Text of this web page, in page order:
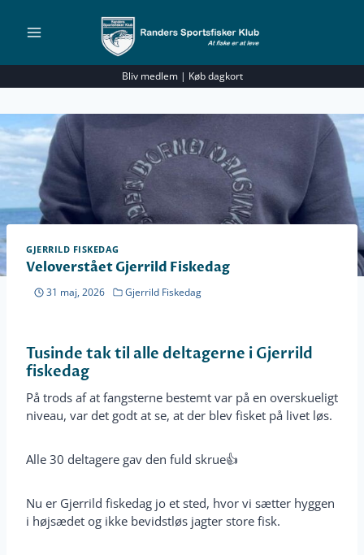
Bliv medlem| Køb dagkort
GJERRILD FISKEDAG
Veloverstået Gjerrild Fiskedag
31 maj, 2026 Gjerrild Fiskedag
Tusinde tak til alle deltagerne i Gjerrild
fiskedag
På trods af at fangsterne bestemt var på en overskueligt
niveau, var det godt at se, at der blev fisket på livet løs.
Alle 30 deltagere gav den fuld skrue👍
Nu er Gjerrild fiskedag jo et sted, hvor vi sætter hyggen
i højsædet og ikke bevidstløs jagter store fisk.